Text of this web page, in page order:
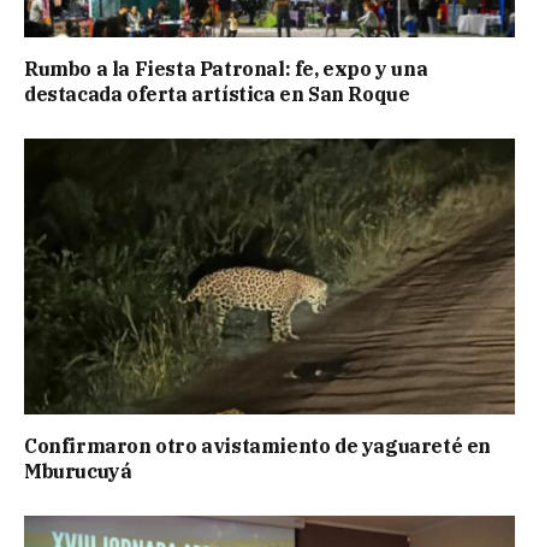
Rumbo a la Fiesta Patronal: fe, expo y una
destacada oferta artística en San Roque
Confirmaron otro avistamiento de yaguareté en
Mburucuyá